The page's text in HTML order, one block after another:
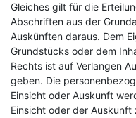
Gleiches gilt für die
Abschriften aus der
Auskünften daraus. Dem
Grundstücks oder dem
Rechts ist auf Verlangen
geben. Die
Einsicht oder Auskunft
Einsicht oder der